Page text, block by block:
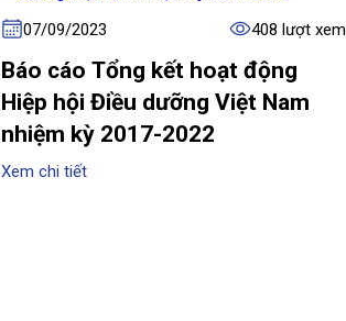
07/09/2023 408 lượt xem
Báo cáo Tổng kết hoạt động
Hiệp hội Điều dưỡng Việt Nam
nhiệm kỳ 2017-2022
Xem chi tiết